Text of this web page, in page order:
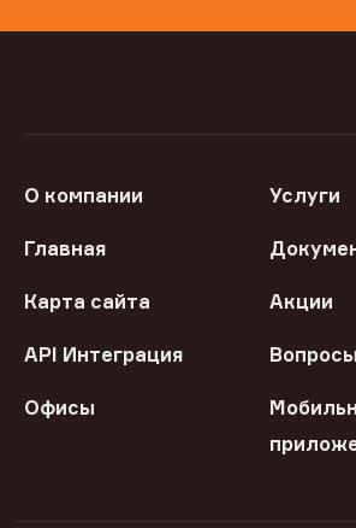
О компании Услуги
Главная
Карта сайта Акции
API Интеграция
Офисы